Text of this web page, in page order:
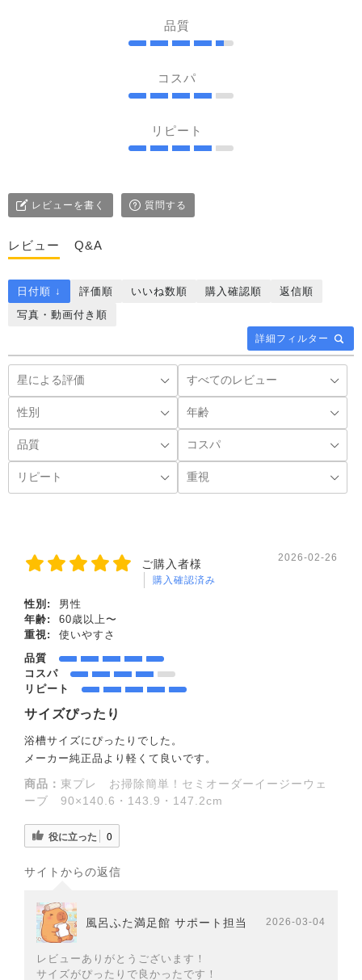
品質
コスパ
リピート
レビューを書く 質問する
レビュー Q&A
詳細フィルター
日付順 ↓ 評価順 いいね数順 購入確認順
返信順
写真・動画付き順
ご購入者様
購入確認済み
2026-02-26
性別:
男性
年齢:
60歳以上〜
重視:
使いやすさ
品質
コスパ
リピート
サイズぴったり
浴槽サイズにぴったりでした。
メーカー純正品より軽くて良いです。
商品： 東プレ お掃除簡単！セミオーダーイージーウェ
ーブ 90×140.6・143.9・147.2cm
役に立った 0
サイトからの返信
風呂ふた満足館 サポート担当 2026-03-04
レビューありがとうございます！
サイズがぴったりで良かったです！